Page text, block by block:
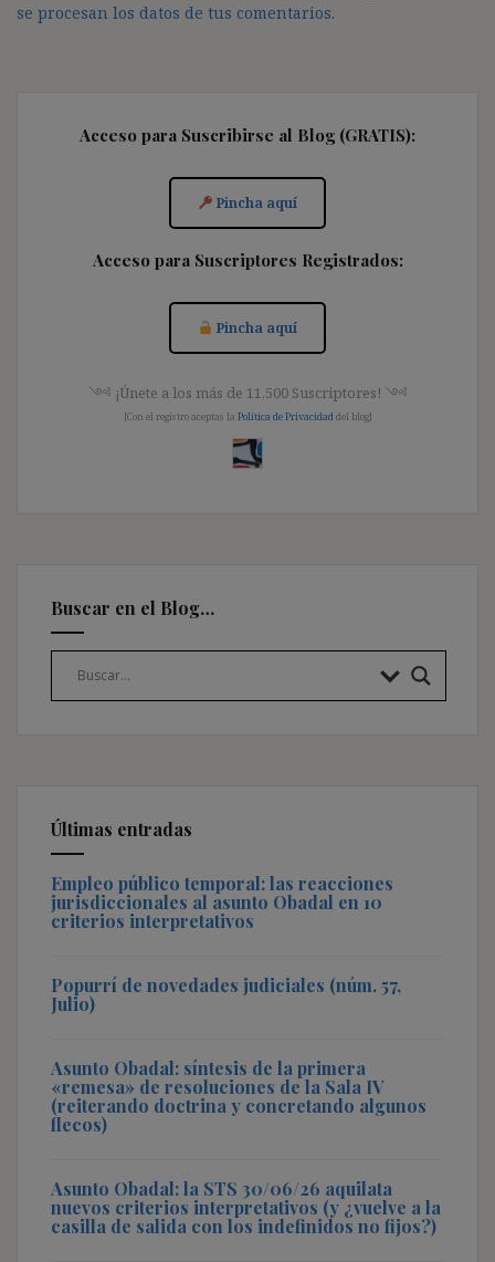
se procesan los datos de tus comentarios.
Acceso para Suscribirse al Blog (GRATIS):
Pincha aquí
Acceso para Suscriptores Registrados:
Pincha aquí
༺ ¡Únete a los más de 11.500 Suscriptores! ༺
[Con el registro aceptas la Política de Privacidad del blog]
Buscar en el Blog…
Últimas entradas
Empleo público temporal: las reacciones
jurisdiccionales al asunto Obadal en 10
criterios interpretativos
Popurrí de novedades judiciales (núm. 57,
Julio)
Asunto Obadal: síntesis de la primera
«remesa» de resoluciones de la Sala IV
(reiterando doctrina y concretando algunos
flecos)
Asunto Obadal: la STS 30/06/26 aquilata
nuevos criterios interpretativos (y ¿vuelve a la
casilla de salida con los indefinidos no fijos?)